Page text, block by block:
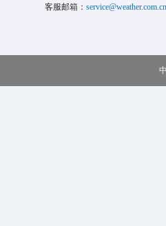
客服邮箱： service@weather.com.cn